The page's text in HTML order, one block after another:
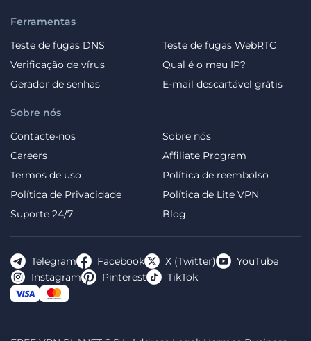
Sobre nós
Contacte-nos
Sobre nós
Careers
Affiliate Program
Termos de uso
Política de reembolso
Política de Privacidade
Política de Lite VPN
Suporte 24/7
Blog
Ferramentas
Teste de fugas DNS
Teste de fugas WebRTC
Verificação de vírus
Qual é o meu IP?
Gerador de senhas
E-mail descartável grátis
Telegram Facebook X (Twitter)
YouTube
Instagram
Pinterest TikTok